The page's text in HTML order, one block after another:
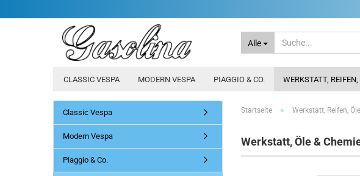
Alle
CLASSIC VESPA MODERN VESPA PIAGGIO & CO. WERKSTATT,
Startseite » Werkstatt, Reifen,
Werkstatt, Öle &
Classic Vespa
Modern Vespa
Piaggio & Co.